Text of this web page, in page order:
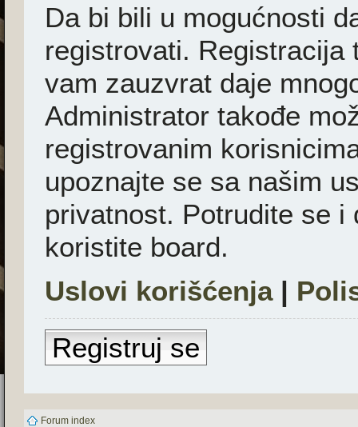
Da bi bili u mogućnosti
registrovati. Registracija
vam zauzvrat daje
Administrator takođe
registrovanim
upoznajte se sa našim
privatnost. Potrudite se
koristite board.
Uslovi korišćenja|
Registruj se
Forum index